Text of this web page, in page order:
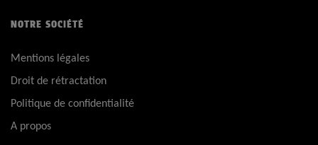
NOTRE SOCIÉTÉ
Mentions légales
Droit de rétractation
Politique de confidentialité
A propos